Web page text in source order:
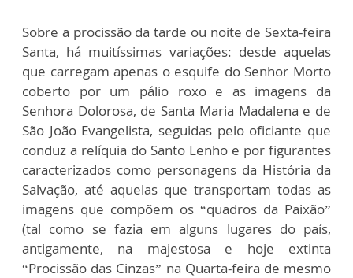
Sobre a procissão da tarde ou noite de Sexta-feira
Santa, há muitíssimas variações: desde aquelas
que carregam apenas o esquife do Senhor Morto
coberto por um pálio roxo e as imagens da
Senhora Dolorosa, de Santa Maria Madalena e de
São João Evangelista, seguidas pelo oficiante que
conduz a relíquia do Santo Lenho e por figurantes
caracterizados como personagens da História da
Salvação, até aquelas que transportam todas as
imagens que compõem os “quadros da Paixão”
(tal como se fazia em alguns lugares do país,
antigamente, na majestosa e hoje extinta
“Procissão das Cinzas” na Quarta-feira de mesmo